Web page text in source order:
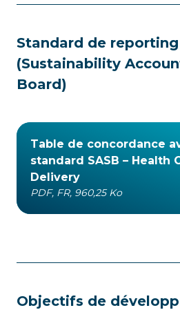
Standard de reporting
(Sustainability
Board)
Table de concordance
standard SASB – Health
Delivery
PDF, FR, 960,25 Ko
Objectifs de